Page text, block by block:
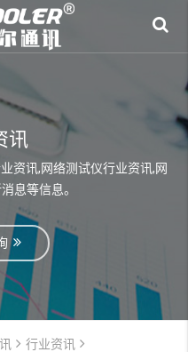
讯
资讯,网络测试仪行业资讯,网
息等信息。
行业资讯